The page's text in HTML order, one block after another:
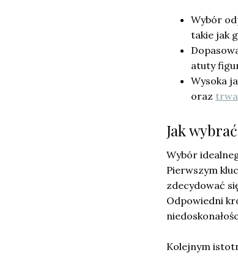
Wybór
takie jak
atuty
Wysoka
oraz
Jak
Wybór
Pierwszym
zdecydować
Odpowiedni
Kolejnym